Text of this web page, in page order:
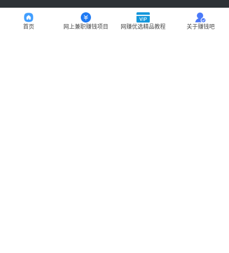
首页 网上兼职赚钱项目 网赚优选精品教程 关于赚钱吧